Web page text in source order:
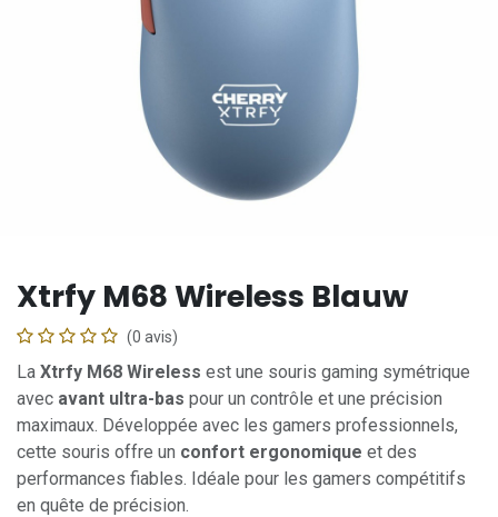
Xtrfy M68 Wireless Blauw
(0 avis)
La Xtrfy M68 Wireless est une souris gaming symétrique
avec avant ultra-bas pour un contrôle et une précision
maximaux. Développée avec les gamers professionnels,
cette souris offre un confort ergonomique et des
performances fiables. Idéale pour les gamers compétitifs
en quête de précision.